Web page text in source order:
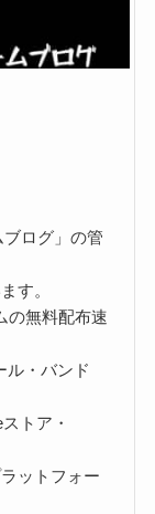
ログ」の管
す。
の無料配布速
ル・バンド
トア・
ットフォー